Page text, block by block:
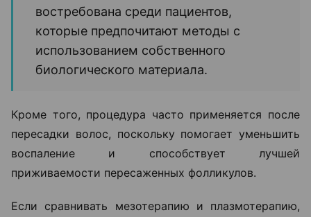
востребована среди пациентов,
которые предпочитают методы с
использованием собственного
биологического материала.
Кроме того, процедура часто применяется после
пересадки волос, поскольку помогает уменьшить
воспаление и способствует лучшей
приживаемости пересаженных фолликулов.
Если сравнивать мезотерапию и плазмотерапию,